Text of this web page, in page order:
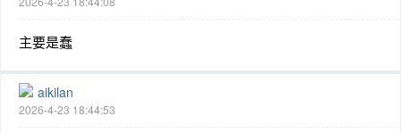
主要是蠢
aikilan
2026-4-23 18:44:53